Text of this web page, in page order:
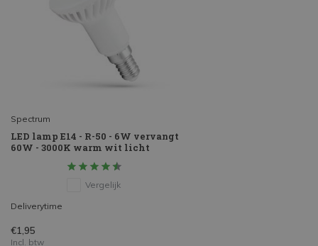
Spectrum
LED lamp E14 - R-50 - 6W vervangt
60W - 3000K warm wit licht
Vergelijk
Deliverytime
€1,95
Incl. btw